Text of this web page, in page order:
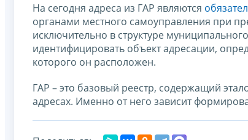
На сегодня адреса из ГАР являются
органами местного самоуправления при
исключительно в структуре
идентифицировать объект адресации,
которого он расположен.
ГАР – это базовый реестр, содержащий
адресах. Именно от него зависит